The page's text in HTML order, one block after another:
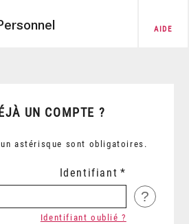
AIDE
UN COMPTE ?
un astérisque sont obligatoires.
Identifiant
?
Identifiant oublié ?